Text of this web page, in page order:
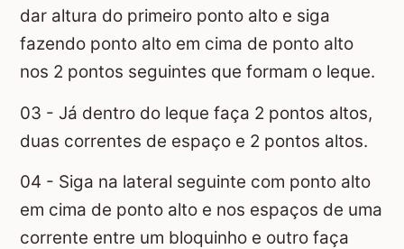
dar altura do primeiro ponto alto e siga
fazendo ponto alto em cima de ponto alto
nos 2 pontos seguintes que formam o leque.
03 - Já dentro do leque faça 2 pontos altos,
duas correntes de espaço e 2 pontos altos.
04 - Siga na lateral seguinte com ponto alto
em cima de ponto alto e nos espaços de uma
corrente entre um bloquinho e outro faça